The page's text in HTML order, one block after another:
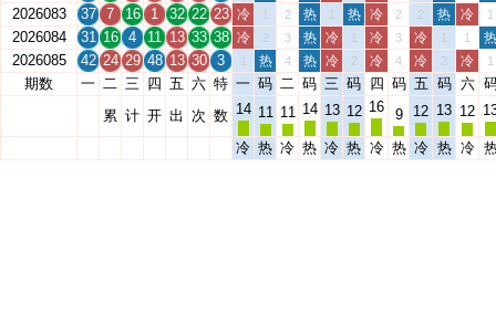
2026083 37 7 16 1 32 22 23 冷 1 2 热 1 热 冷 2 2 热 冷 1
2026084 31 16 4 11 13 33 38 冷 2 3 热 冷 1 冷 3 冷 1 1 热
2026085 42 24 29 48 13 30 3 1 热 4 热 冷 2 冷 4 冷 2 冷 1
期数 一 二 三 四 五 六 特 一 码 二 码 三 码 四 码 五 码 六
累 计 开 出 次 数 14 11 11 14 13 12 16 9 12 13 12
冷 热 冷 热 冷 热 冷 热 冷 热 冷